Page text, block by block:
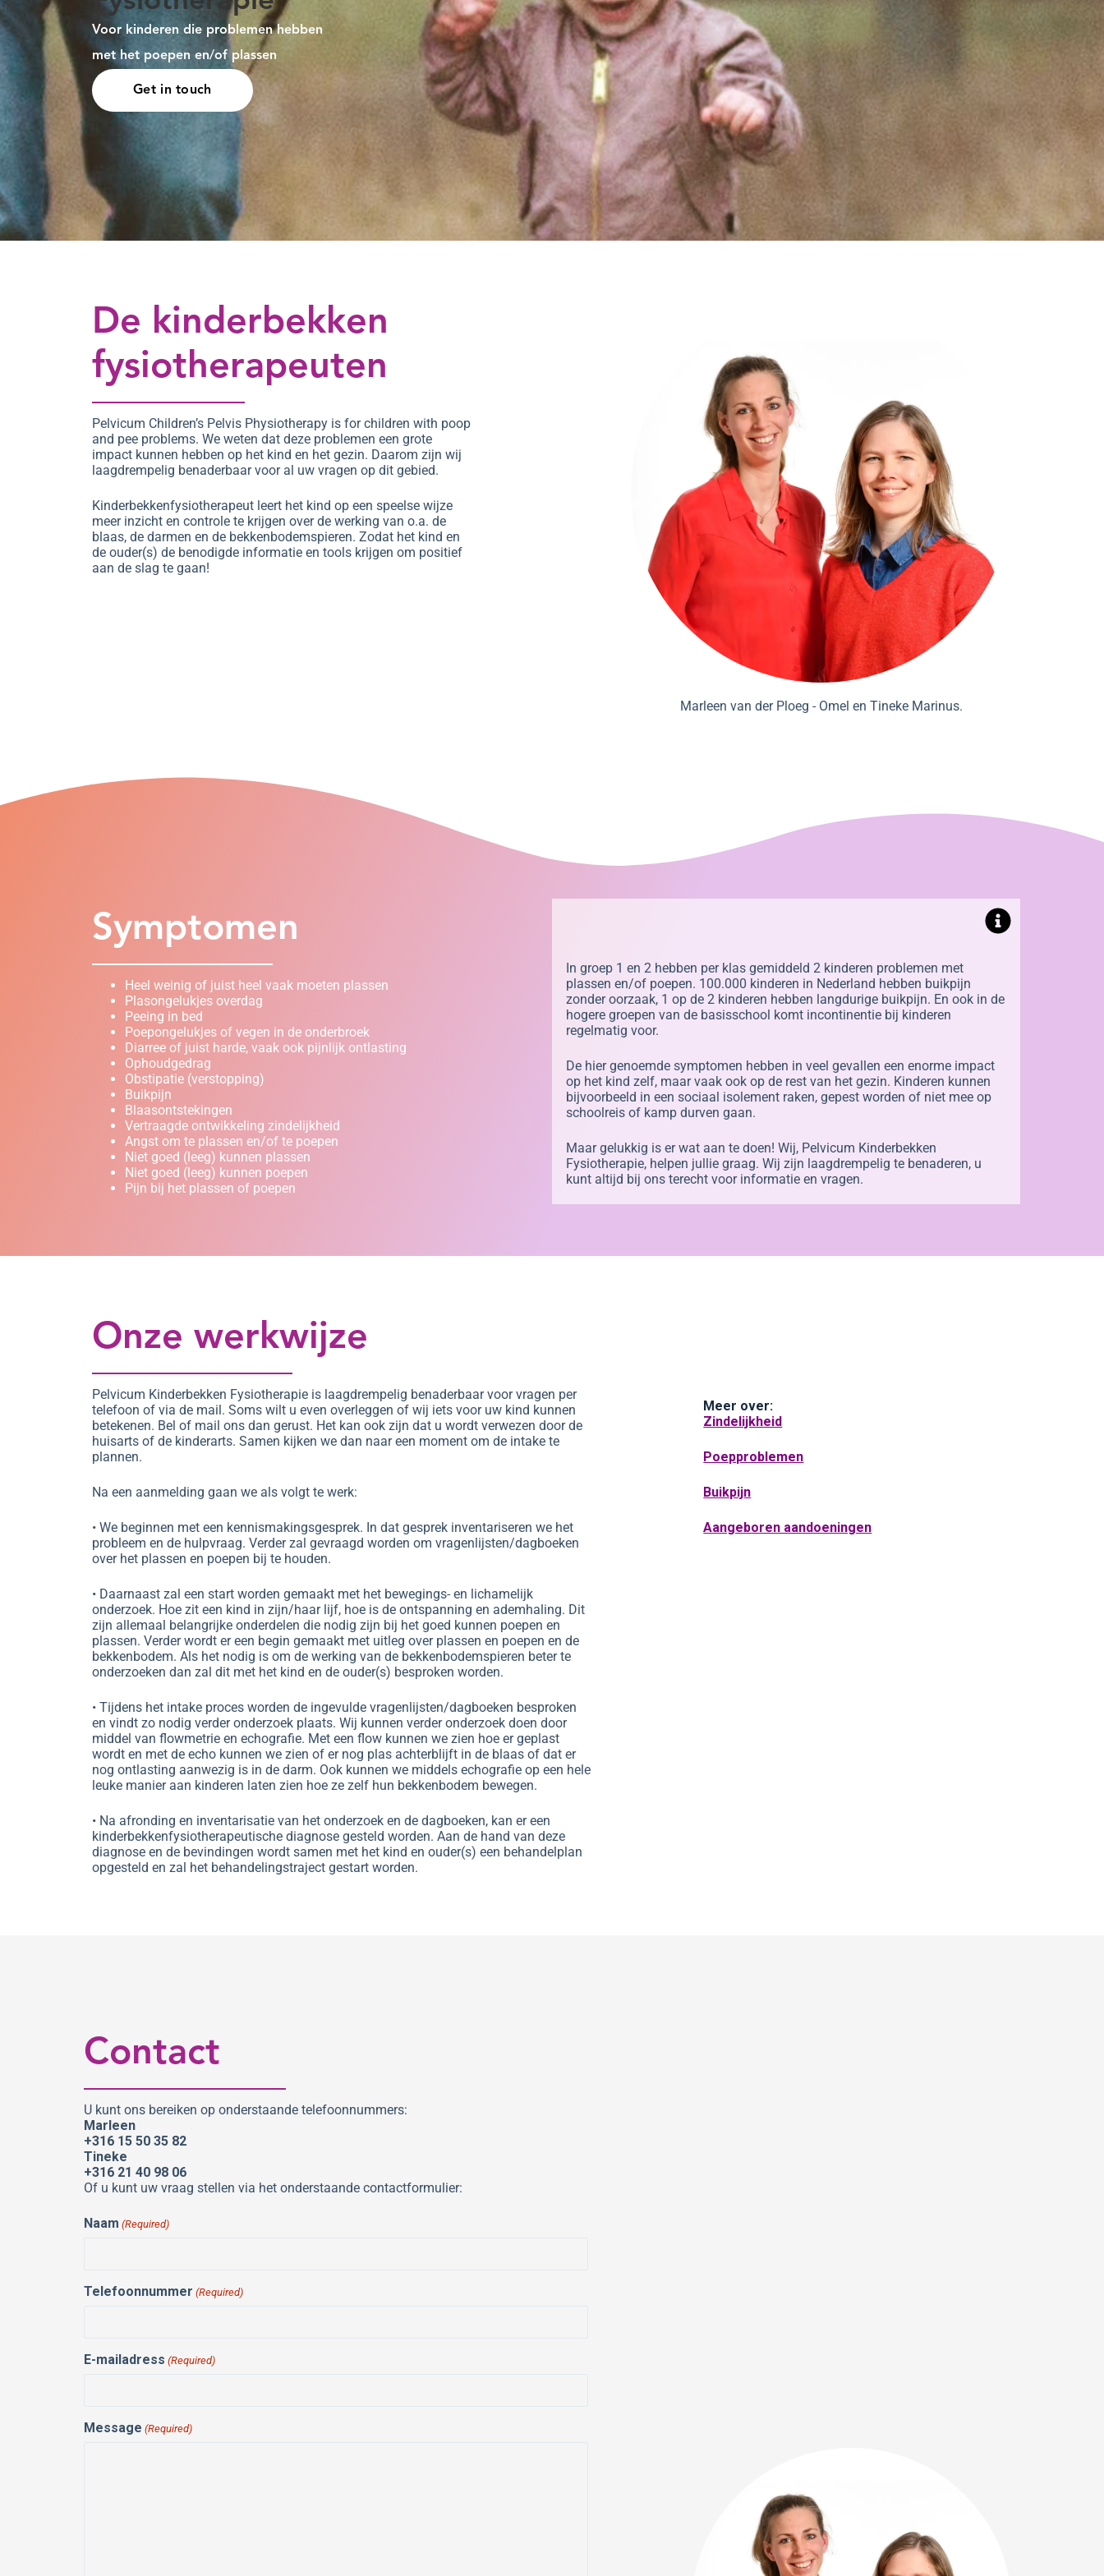
Voor kinderen die problemen hebben
met het poepen en/of plassen
Get in touch
De kinderbekken
fysiotherapeuten
Pelvicum Children’s Pelvis Physiotherapy is for children with poop
and pee problems. We weten dat deze problemen een grote
impact kunnen hebben op het kind en het gezin. Daarom zijn wij
laagdrempelig benaderbaar voor al uw vragen op dit gebied.
Kinderbekkenfysiotherapeut leert het kind op een speelse wijze
meer inzicht en controle te krijgen over de werking van o.a. de
blaas, de darmen en de bekkenbodemspieren. Zodat het kind en
de ouder(s) de benodigde informatie en tools krijgen om positief
aan de slag te gaan!
Marleen van der Ploeg - Omel en Tineke Marinus.
Symptomen
Heel weinig of juist heel vaak moeten plassen
Plasongelukjes overdag
Peeing in bed
Poepongelukjes of vegen in de onderbroek
Diarree of juist harde, vaak ook pijnlijk ontlasting
Ophoudgedrag
Obstipatie (verstopping)
Buikpijn
Blaasontstekingen
Vertraagde ontwikkeling zindelijkheid
Angst om te plassen en/of te poepen
Niet goed (leeg) kunnen plassen
Niet goed (leeg) kunnen poepen
Pijn bij het plassen of poepen
In groep 1 en 2 hebben per klas gemiddeld 2 kinderen problemen met
plassen en/of poepen. 100.000 kinderen in Nederland hebben buikpijn
zonder oorzaak, 1 op de 2 kinderen hebben langdurige buikpijn. En ook in de
hogere groepen van de basisschool komt incontinentie bij kinderen
regelmatig voor.
De hier genoemde symptomen hebben in veel gevallen een enorme impact
op het kind zelf, maar vaak ook op de rest van het gezin. Kinderen kunnen
bijvoorbeeld in een sociaal isolement raken, gepest worden of niet mee op
schoolreis of kamp durven gaan.
Maar gelukkig is er wat aan te doen! Wij, Pelvicum Kinderbekken
Fysiotherapie, helpen jullie graag. Wij zijn laagdrempelig te benaderen, u
kunt altijd bij ons terecht voor informatie en vragen.
Onze werkwijze
Pelvicum Kinderbekken Fysiotherapie is laagdrempelig benaderbaar voor vragen per
telefoon of via de mail. Soms wilt u even overleggen of wij iets voor uw kind kunnen
betekenen. Bel of mail ons dan gerust. Het kan ook zijn dat u wordt verwezen door de
huisarts of de kinderarts. Samen kijken we dan naar een moment om de intake te
plannen.
Na een aanmelding gaan we als volgt te werk:
• We beginnen met een kennismakingsgesprek. In dat gesprek inventariseren we het
probleem en de hulpvraag. Verder zal gevraagd worden om vragenlijsten/dagboeken
over het plassen en poepen bij te houden.
• Daarnaast zal een start worden gemaakt met het bewegings- en lichamelijk
onderzoek. Hoe zit een kind in zijn/haar lijf, hoe is de ontspanning en ademhaling. Dit
zijn allemaal belangrijke onderdelen die nodig zijn bij het goed kunnen poepen en
plassen. Verder wordt er een begin gemaakt met uitleg over plassen en poepen en de
bekkenbodem. Als het nodig is om de werking van de bekkenbodemspieren beter te
onderzoeken dan zal dit met het kind en de ouder(s) besproken worden.
• Tijdens het intake proces worden de ingevulde vragenlijsten/dagboeken besproken
en vindt zo nodig verder onderzoek plaats. Wij kunnen verder onderzoek doen door
middel van flowmetrie en echografie. Met een flow kunnen we zien hoe er geplast
wordt en met de echo kunnen we zien of er nog plas achterblijft in de blaas of dat er
nog ontlasting aanwezig is in de darm. Ook kunnen we middels echografie op een hele
leuke manier aan kinderen laten zien hoe ze zelf hun bekkenbodem bewegen.
• Na afronding en inventarisatie van het onderzoek en de dagboeken, kan er een
kinderbekkenfysiotherapeutische diagnose gesteld worden. Aan de hand van deze
diagnose en de bevindingen wordt samen met het kind en ouder(s) een behandelplan
opgesteld en zal het behandelingstraject gestart worden.
Meer over:
Zindelijkheid
Poepproblemen
Buikpijn
Aangeboren aandoeningen
Contact
U kunt ons bereiken op onderstaande telefoonnummers:
Marleen
+316 15 50 35 82
Tineke
+316 21 40 98 06
Of u kunt uw vraag stellen via het onderstaande contactformulier:
Naam (Required)
Telefoonnummer (Required)
E-mailadress (Required)
Message (Required)